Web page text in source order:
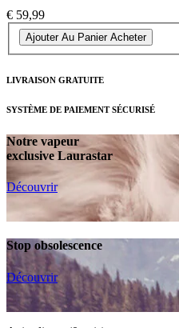
€ 59,99
Ajouter Au Panier Acheter
LIVRAISON GRATUITE
SYSTÈME DE PAIEMENT SÉCURISÉ
Notre vapeur
exclusive Laurastar
Découvrir
Stop obsolescence
Découvrir